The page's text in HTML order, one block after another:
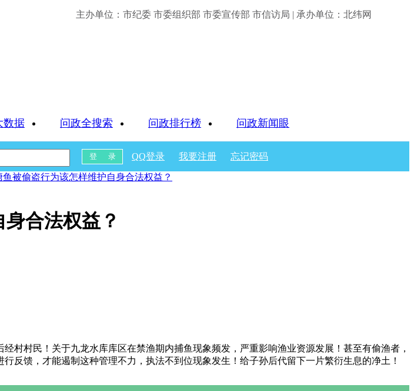
主办单位：市纪委 市委组织部 市委宣传部 市信访局 | 承办单位：北纬网
数据 问政全搜索 问政排行榜 问政新闻眼
QQ登录 我要注册 忘记密码
鱼被偷盗行为该怎样维护自身合法权益？
合法权益？
村村民！关于九龙水库库区在禁渔期内捕鱼现象频发，严重影响渔业资源发展！甚至有偷渔者，
反馈，才能遏制这种管理不力，执法不到位现象发生！给子孙后代留下一片繁衍生息的净土！